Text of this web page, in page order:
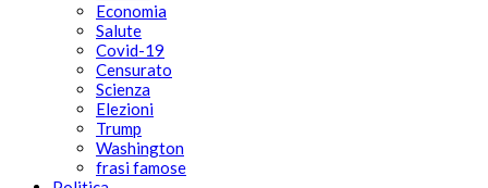
Economia
Salute
Covid-19
Censurato
Scienza
Elezioni
Trump
Washington
frasi famose